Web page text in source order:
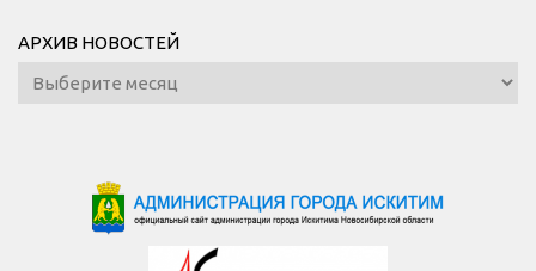
АРХИВ НОВОСТЕЙ
Архив
новостей